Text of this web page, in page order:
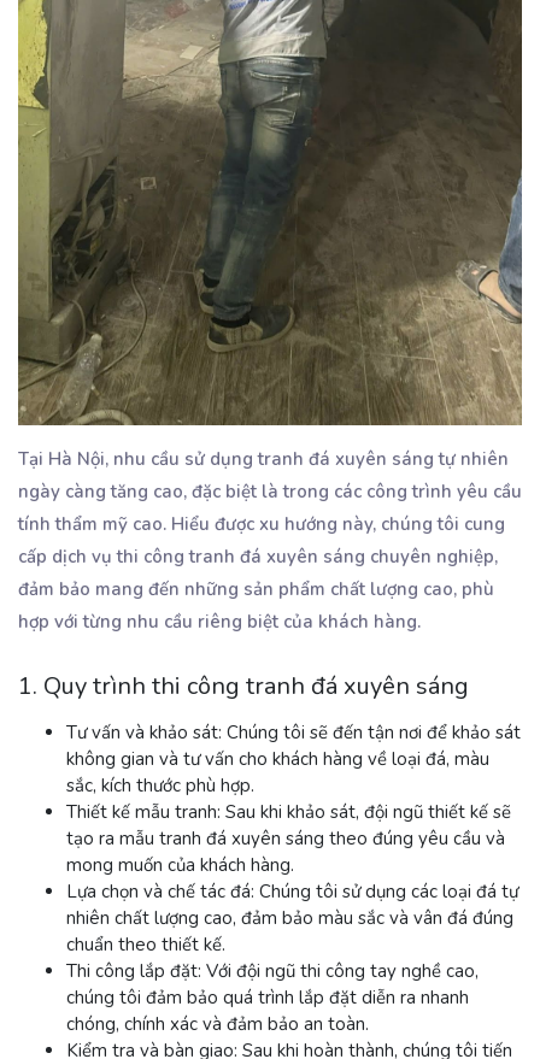
Tại Hà Nội, nhu cầu sử dụng tranh đá xuyên sáng tự nhiên
ngày càng tăng cao, đặc biệt là trong các công trình yêu cầu
tính thẩm mỹ cao. Hiểu được xu hướng này, chúng tôi cung
cấp dịch vụ thi công tranh đá xuyên sáng chuyên nghiệp,
đảm bảo mang đến những sản phẩm chất lượng cao, phù
hợp với từng nhu cầu riêng biệt của khách hàng.
1. Quy trình thi công tranh đá xuyên sáng
Tư vấn và khảo sát: Chúng tôi sẽ đến tận nơi để khảo sát
không gian và tư vấn cho khách hàng về loại đá, màu
sắc, kích thước phù hợp.
Thiết kế mẫu tranh: Sau khi khảo sát, đội ngũ thiết kế sẽ
tạo ra mẫu tranh đá xuyên sáng theo đúng yêu cầu và
mong muốn của khách hàng.
Lựa chọn và chế tác đá: Chúng tôi sử dụng các loại đá tự
nhiên chất lượng cao, đảm bảo màu sắc và vân đá đúng
chuẩn theo thiết kế.
Thi công lắp đặt: Với đội ngũ thi công tay nghề cao,
chúng tôi đảm bảo quá trình lắp đặt diễn ra nhanh
chóng, chính xác và đảm bảo an toàn.
Kiểm tra và bàn giao: Sau khi hoàn thành, chúng tôi tiến